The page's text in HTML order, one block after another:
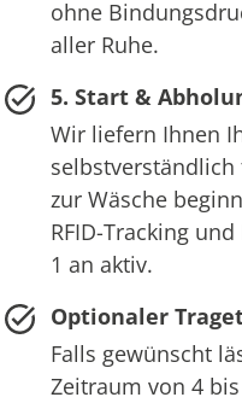
ohne
aller Ruhe.
5. Start &
Wir liefern Ihnen
zur Wäsche
RFID-Tracking
1 an aktiv.
Optionaler
Falls gewünscht
Zeitraum von 4